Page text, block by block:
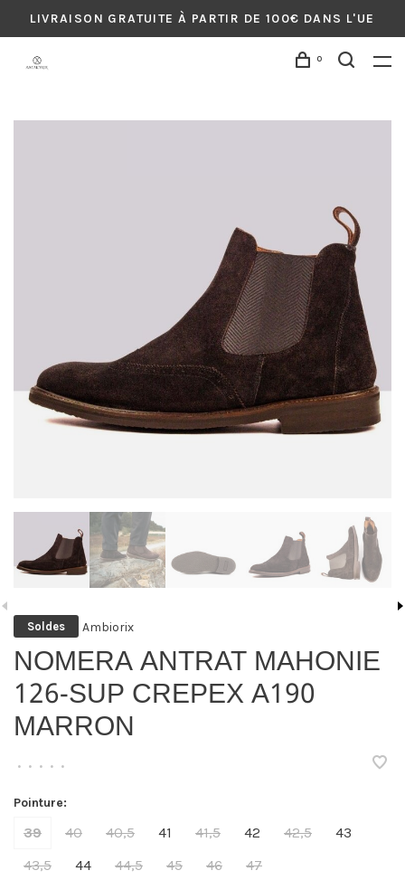
LIVRAISON GRATUITE À PARTIR DE 100€ DANS L'UE
0
Soldes Ambiorix
NOMERA ANTRAT MAHONIE
126-SUP CREPEX A190
MARRON
• • • • •
Pointure:
39 40 40,5 41 41,5 42 42,5
43
43,5
44 44,5 45 46 47